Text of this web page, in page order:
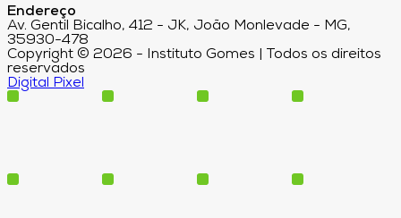
Endereço
Av. Gentil Bicalho, 412 - JK, João Monlevade - MG,
35930-478
Copyright © 2026 - Instituto Gomes | Todos os direitos
reservados
Digital Pixel